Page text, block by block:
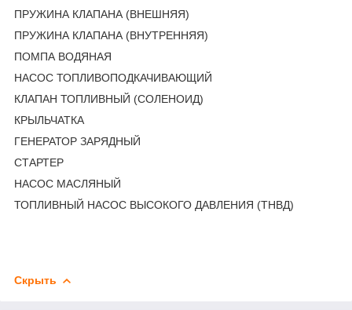
ПРУЖИНА КЛАПАНА (ВНЕШНЯЯ)
ПРУЖИНА КЛАПАНА (ВНУТРЕННЯЯ)
ПОМПА ВОДЯНАЯ
НАСОС ТОПЛИВОПОДКАЧИВАЮЩИЙ
КЛАПАН ТОПЛИВНЫЙ (СОЛЕНОИД)
КРЫЛЬЧАТКА
ГЕНЕРАТОР ЗАРЯДНЫЙ
СТАРТЕР
НАСОС МАСЛЯНЫЙ
ТОПЛИВНЫЙ НАСОС ВЫСОКОГО ДАВЛЕНИЯ (ТНВД)
Скрыть